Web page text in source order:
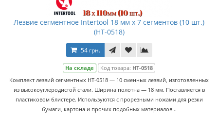
Лезвие сегментное Intertool 18 мм x 7 сегментов (10 шт.)
(HT-0518)
54 грн.
На складе Код товара: HT-0518
Комплект лезвий сегментных HT-0518 — 10 сменных лезвий, изготовленных
из высокоуглеродистой стали. Ширина полотна — 18 мм. Поставляется в
пластиковом блистере. Используются с прорезными ножами для резки
бумаги, картона и прочих подобных материалов ..